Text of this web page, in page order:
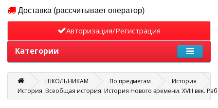
Доставка (рассчитывает оператор)
Авторизация/Регистрация
Категории
ШКОЛЬНИКАМ По предметам
История
История. Всеобщая история. История Нового времени. XVIII век.